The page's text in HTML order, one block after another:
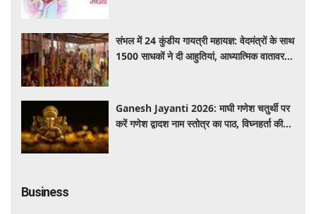
संभल में 24 कुंडीय गायत्री महायज्ञ: वेदमंत्रों के साथ
1500 साधकों ने दी आहुतियां, आध्यात्मिक वातावरण
Ganesh Jayanti 2026: माघी गणेश चतुर्थी पर
करें गणेश द्वादश नाम स्तोत्र का पाठ, विघ्नहर्ता की
Business